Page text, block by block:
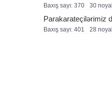
Baxış sayı: 370 30
Parakarateçilərimiz
Baxış sayı: 401 28